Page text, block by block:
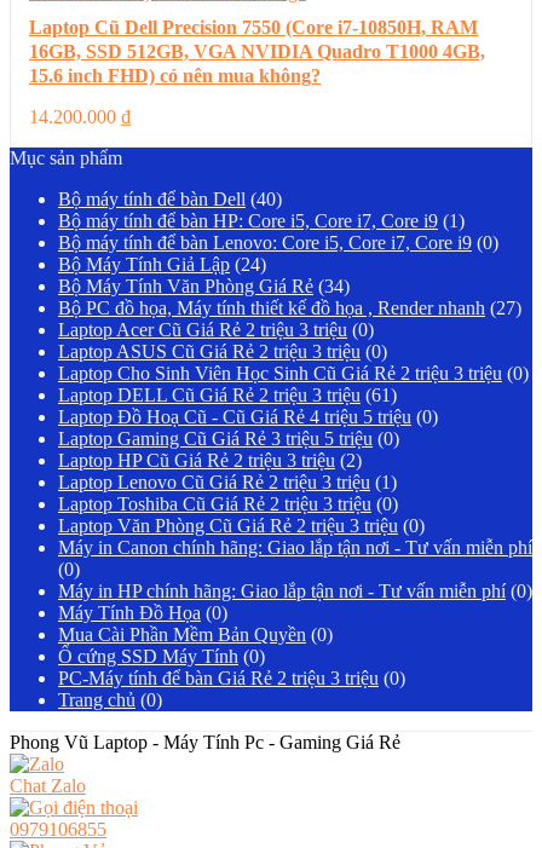
Laptop Cũ Dell Precision 7550 (Core i7-10850H, RAM
16GB, SSD 512GB, VGA NVIDIA Quadro T1000 4GB,
15.6 inch FHD) có nên mua không?
14.200.000 ₫
Mục sản phẩm
Bộ máy tính để bàn Dell (40)
Bộ máy tính để bàn HP: Core i5, Core i7, Core i9 (1)
Bộ máy tính để bàn Lenovo: Core i5, Core i7, Core i9 (0)
Bộ Máy Tính Giả Lập (24)
Bộ Máy Tính Văn Phòng Giá Rẻ (34)
Bộ PC đồ họa, Máy tính thiết kế đồ họa , Render nhanh (27)
Laptop Acer Cũ Giá Rẻ 2 triệu 3 triệu (0)
Laptop ASUS Cũ Giá Rẻ 2 triệu 3 triệu (0)
Laptop Cho Sinh Viên Học Sinh Cũ Giá Rẻ 2 triệu 3 triệu (0)
Laptop DELL Cũ Giá Rẻ 2 triệu 3 triệu (61)
Laptop Đồ Hoạ Cũ - Cũ Giá Rẻ 4 triệu 5 triệu (0)
Laptop Gaming Cũ Giá Rẻ 3 triệu 5 triệu (0)
Laptop HP Cũ Giá Rẻ 2 triệu 3 triệu (2)
Laptop Lenovo Cũ Giá Rẻ 2 triệu 3 triệu (1)
Laptop Toshiba Cũ Giá Rẻ 2 triệu 3 triệu (0)
Laptop Văn Phòng Cũ Giá Rẻ 2 triệu 3 triệu (0)
Máy in Canon chính hãng: Giao lắp tận nơi - Tư vấn miễn phí
(0)
Máy in HP chính hãng: Giao lắp tận nơi - Tư vấn miễn phí (0)
Máy Tính Đồ Họa (0)
Mua Cài Phần Mềm Bản Quyền (0)
Ổ cứng SSD Máy Tính (0)
PC-Máy tính để bàn Giá Rẻ 2 triệu 3 triệu (0)
Trang chủ (0)
Phong Vũ Laptop - Máy Tính Pc - Gaming Giá Rẻ
Chat Zalo
0979106855